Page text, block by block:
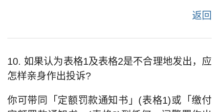
返回
10. 如果认为表格1及表格2是不合理地发出，应
怎样亲身作出投诉?
你可带同「定额罚款通知书」(表格1)或「缴付